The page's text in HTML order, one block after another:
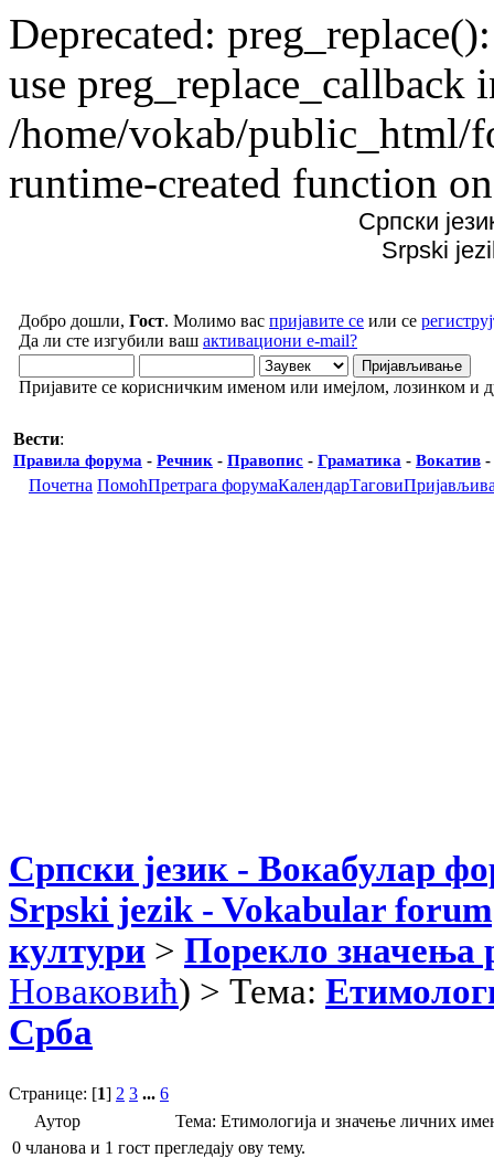
Deprecated:
use preg_replace_callback
/home/vokab/public_html/
runtime-created function
Српски
Srpski
Добро дошли, Гост. Молимо вас пријавите се или се
Да ли сте изгубили ваш активациони e-mail?
Пријавите се корисничким именом или имејлом, лозинком и
Вести:
Правила форума - Речник - Правопис - Граматика - Вокатив -
Почетна ПомоћПретрага форумаКалендарТагови
Српски језик - Вокабулар
Srpski jezik - Vokabular forum
култури > Порекло значења
Новаковић) > Тема:
Срба
Странице: [1] 2 3 ... 6
Аутор
Тема: Етимологија и значење личних
0 чланова и 1 гост прегледају ову тему.